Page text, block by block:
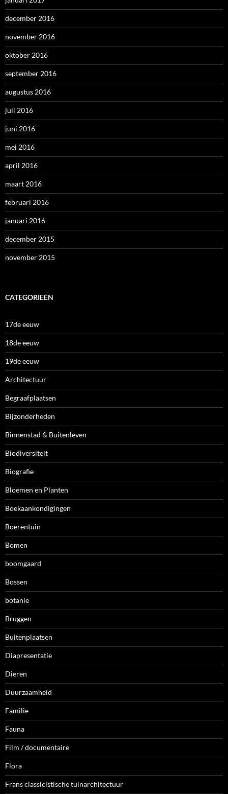
december 2016
november 2016
oktober 2016
september 2016
augustus 2016
juli 2016
juni 2016
mei 2016
april 2016
maart 2016
februari 2016
januari 2016
december 2015
november 2015
CATEGORIEËN
17de eeuw
18de eeuw
19de eeuw
Architectuur
Begraafplaatsen
Bijzonderheden
Binnenstad & Buitenleven
Biodiversiteit
Biografie
Bloemen en Planten
Boekaankondigingen
Boerentuin
Bomen
boomgaard
Bossen
botanie
Bruggen
Buitenplaatsen
Diapresentatie
Dieren
Duurzaamheid
Familie
Fauna
Film / documentaire
Flora
Frans classicistische tuinarchitectuur